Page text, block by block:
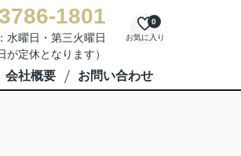
1801
曜日・第三火曜日
定休となります）
お気に入り
0
会社概要 お問い合わせ